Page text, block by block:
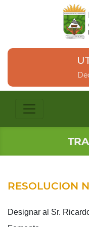
RESOLUCION
Designar al Sr.